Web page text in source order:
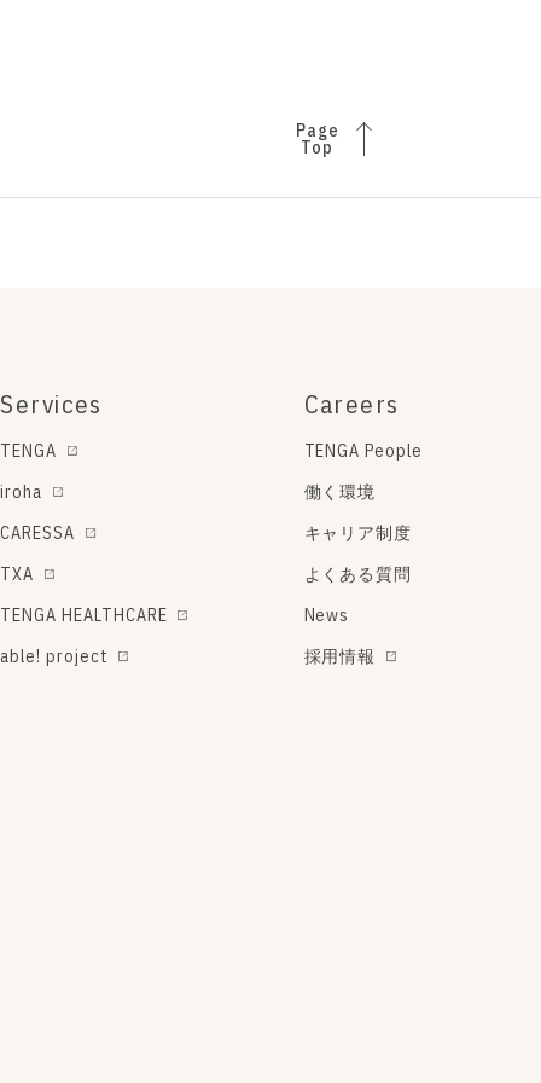
Page
Top
Services
TENGA
iroha
CARESSA
TXA
TENGA HEALTHCARE
able! project
Careers
TENGA People
働く環境
キャリア制度
よくある質問
News
採用情報